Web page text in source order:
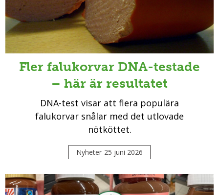
Fler falukorvar DNA-testade
– här är resultatet
DNA-test visar att flera populära
falukorvar snålar med det utlovade
nötköttet.
Nyheter 25 juni 2026